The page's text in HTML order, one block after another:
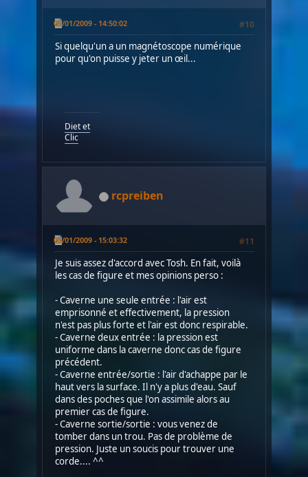
05/01/2009 - 14:50:02 #10
Si quelqu'un a un magnétoscope numérique
pour qu'on puisse y jeter un œil...
Diet et
Clic
rcpreiben
05/01/2009 - 15:03:32 #11
Je suis assez d'accord avec Tosh. En fait, voilà
les cas de figure et mes opinions perso :
- Caverne une seule entrée : l'air est
emprisonné et effectivement, la pression
n'est pas plus forte et l'air est donc respirable.
- Caverne deux entrée : la pression est
uniforme dans la caverne donc cas de figure
précédent.
- Caverne entrée/sortie : l'air d'achappe par le
haut vers la surface. Il n'y a plus d'eau. Sauf
dans des poches que l'on assimile alors au
premier cas de figure.
- Caverne sortie/sortie : vous venez de
tomber dans un trou. Pas de problème de
pression. Juste un soucis pour trouver une
corde.... ^^